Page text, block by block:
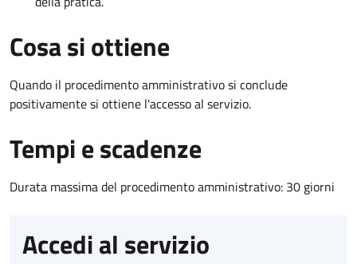
Cosa si ottiene
Quando il procedimento amministrativo si conclude
positivamente si ottiene l'accesso al servizio.
Tempi e scadenze
Durata massima del procedimento amministrativo: 30 giorni
Accedi al servizio